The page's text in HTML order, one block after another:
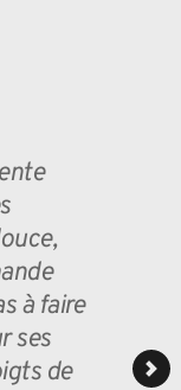
à faire
ses
de